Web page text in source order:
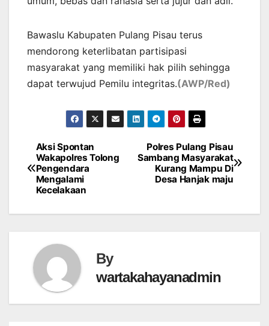
Bawaslu Kabupaten Pulang Pisau terus
mendorong keterlibatan partisipasi
masyarakat yang memiliki hak pilih sehingga
dapat terwujud Pemilu integritas.(AWP/Red)
Post
navigation
Polres Pulang Pisau
Sambang Masyarakat
Kurang Mampu Di
Desa Hanjak maju
Aksi Spontan
Wakapolres Tolong
Pengendara
Mengalami
Kecelakaan
By
wartakahayanadmin